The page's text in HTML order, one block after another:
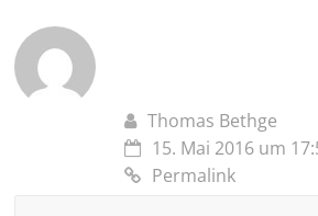
Thomas Bethge
15. Mai 2016 um
Permalink